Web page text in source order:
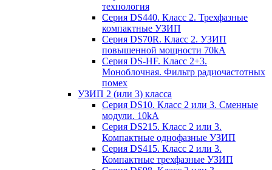
технология
Серия DS440. Класс 2. Трехфазные
компактные УЗИП
Серия DS70R. Класс 2. УЗИП
повышенной мощности 70kA
Серия DS-HF. Класс 2+3.
Моноблочная. Фильтр радиочастотных
помех
УЗИП 2 (или 3) класса
Серия DS10. Класс 2 или 3. Сменные
модули. 10kA
Серия DS215. Класс 2 или 3.
Компактные однофазные УЗИП
Серия DS415. Класс 2 или 3.
Компактные трехфазные УЗИП